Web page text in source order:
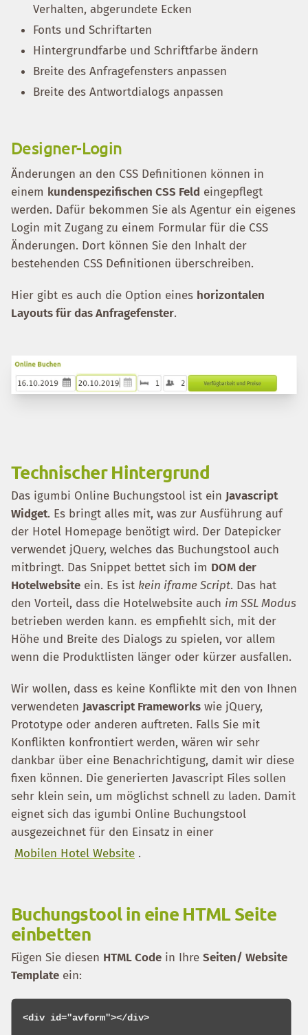
Verhalten, abgerundete Ecken
Fonts und Schriftarten
Hintergrundfarbe und Schriftfarbe ändern
Breite des Anfragefensters anpassen
Breite des Antwortdialogs anpassen
Designer-Login
Änderungen an den CSS Definitionen können in
einem kundenspezifischen CSS Feld eingepflegt
werden. Dafür bekommen Sie als Agentur ein eigenes
Login mit Zugang zu einem Formular für die CSS
Änderungen. Dort können Sie den Inhalt der
bestehenden CSS Definitionen überschreiben.
Hier gibt es auch die Option eines horizontalen
Layouts für das Anfragefenster.
Technischer Hintergrund
Das igumbi Online Buchungstool ist ein Javascript
Widget. Es bringt alles mit, was zur Ausführung auf
der Hotel Homepage benötigt wird. Der Datepicker
verwendet jQuery, welches das Buchungstool auch
mitbringt. Das Snippet bettet sich im DOM der
Hotelwebsite ein. Es ist kein iframe Script. Das hat
den Vorteil, dass die Hotelwebsite auch im SSL Modus
betrieben werden kann. es empfiehlt sich, mit der
Höhe und Breite des Dialogs zu spielen, vor allem
wenn die Produktlisten länger oder kürzer ausfallen.
Wir wollen, dass es keine Konflikte mit den von Ihnen
verwendeten Javascript Frameworks wie jQuery,
Prototype oder anderen auftreten. Falls Sie mit
Konflikten konfrontiert werden, wären wir sehr
dankbar über eine Benachrichtigung, damit wir diese
fixen können. Die generierten Javascript Files sollen
sehr klein sein, um möglichst schnell zu laden. Damit
eignet sich das igumbi Online Buchungstool
ausgezeichnet für den Einsatz in einer
Mobilen Hotel Website .
Buchungstool in eine HTML Seite
einbetten
Fügen Sie diesen HTML Code in Ihre Seiten/ Website
Template ein:
<div id="avform"></div>